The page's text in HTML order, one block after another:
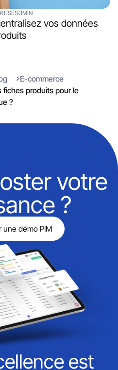
3MIN
vos données
E-commerce
fiches produits pour le
?
votre
?
une démo PIM
est